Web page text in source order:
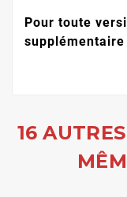
Pour toute
16